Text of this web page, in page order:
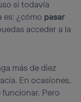
si todavía
es: ¿cómo pasar
acceder a la
más de diez
En ocasiones,
funcionar. Pero